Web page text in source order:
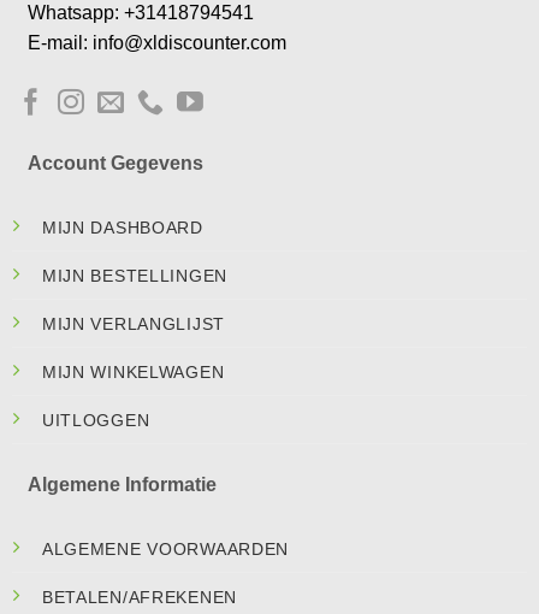
Whatsapp: +31418794541
E-mail: info@xldiscounter.com
Account Gegevens
MIJN DASHBOARD
MIJN BESTELLINGEN
MIJN VERLANGLIJST
MIJN WINKELWAGEN
UITLOGGEN
Algemene Informatie
ALGEMENE VOORWAARDEN
BETALEN/AFREKENEN